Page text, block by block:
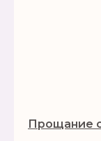
Прощание